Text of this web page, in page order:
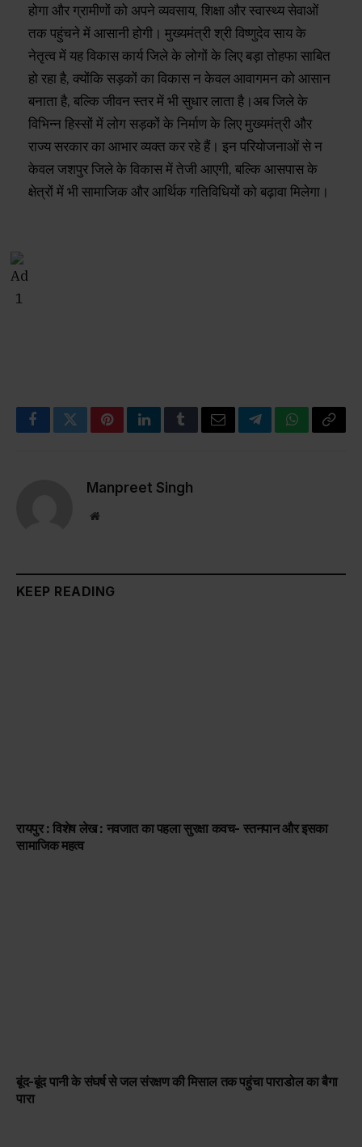
होगा और ग्रामीणों को अपने व्यवसाय, शिक्षा और स्वास्थ्य सेवाओं
तक पहुंचने में आसानी होगी। मुख्यमंत्री श्री विष्णुदेव साय के
नेतृत्व में यह विकास कार्य जिले के लोगों के लिए बड़ा तोहफा साबित
हो रहा है, क्योंकि सड़कों का विकास न केवल आवागमन को आसान
बनाता है, बल्कि जीवन स्तर में भी सुधार लाता है।अब जिले के
विभिन्न हिस्सों में लोग सड़कों के निर्माण के लिए मुख्यमंत्री और
राज्य सरकार का आभार व्यक्त कर रहे हैं। इन परियोजनाओं से न
केवल जशपुर जिले के विकास में तेजी आएगी, बल्कि आसपास के
क्षेत्रों में भी सामाजिक और आर्थिक गतिविधियों को बढ़ावा मिलेगा।
FacebookTwitterPinterestLinkedInTumblrEmailTelegramWhatsApp
Copy
Manpreet Singh
Website
KEEP READING
रायपुर : विशेष लेख : नवजात का पहला सुरक्षा कवच- स्तनपान और इसका
सामाजिक महत्व
बूंद-बूंद पानी के संघर्ष से जल संरक्षण की मिसाल तक पहुंचा पाराडोल का बैगा
पारा